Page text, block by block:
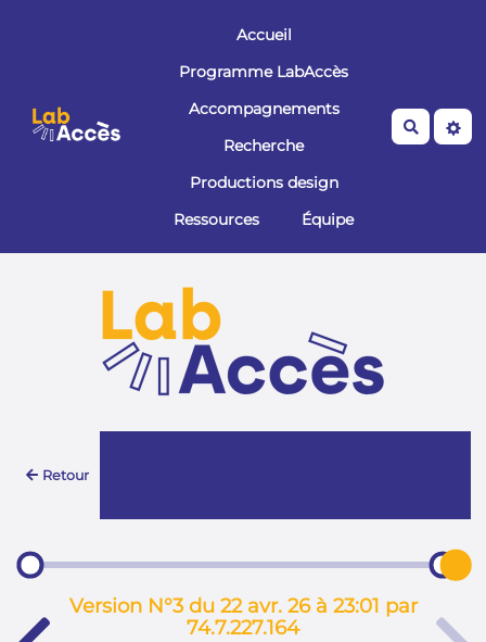
Accueil
Programme LabAccès
Accompagnements
Recherche
Productions design
Ressources
Équipe
Retour
Version N°3 du 22 avr. 26 à 23:01 par
74.7.227.164